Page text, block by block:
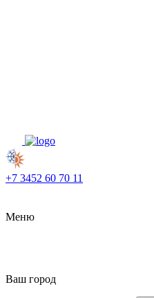
+7 3452 60 70 11
Меню
Ваш город